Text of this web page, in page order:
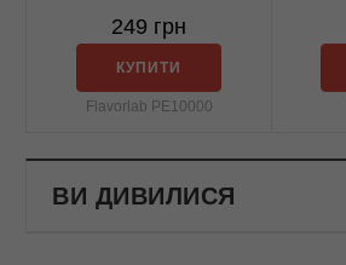
249 грн
КУПИТИ
Flavorlab PE10000
ВИ ДИВИЛИСЯ